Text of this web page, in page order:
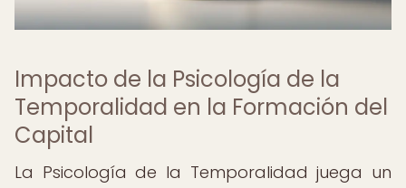
Impacto de la Psicología de la
Temporalidad en la Formación del
Capital
La Psicología de la Temporalidad juega un